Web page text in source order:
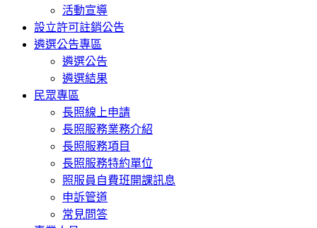
活動宣導
設立許可註銷公告
遴選公告專區
遴選公告
遴選結果
民眾專區
長照線上申請
長照服務業務介紹
長照服務項目
長照服務特約單位
照服員自費班開課訊息
申訴管道
常見問答